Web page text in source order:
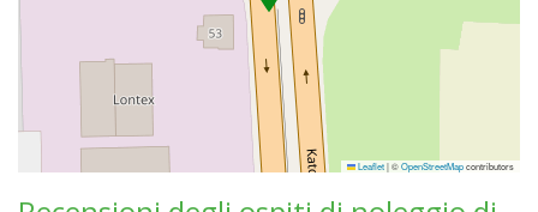
Leaflet|©OpenStreetMapcontributors